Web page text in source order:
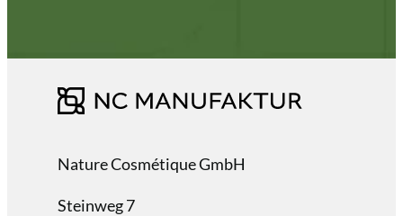
Nature Cosmétique GmbH
Steinweg 7